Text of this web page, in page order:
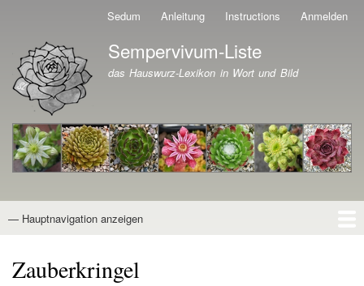
Direkt
zum
Inhalt
Sedum Anleitung Instructions Anmelden
Branding der Website
Sempervivum-Liste
das Hauswurz-Lexikon in Wort und Bild
Hauptnavigation
— Hauptnavigation anzeigen
Zauberkringel